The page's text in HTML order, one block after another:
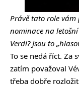
Právě tato role vám
nominace na
Verdi? Jsou to
To se nedá říct. Za
zatím považoval
třeba dobře